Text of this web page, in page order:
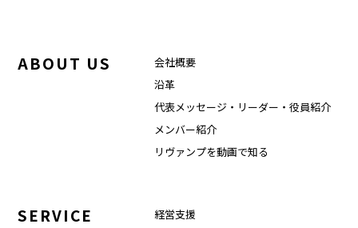
ABOUT US
会社概要
沿革
代表メッセージ・リーダー・役員紹介
メンバー紹介
リヴァンプを動画で知る
SERVICE
経営支援